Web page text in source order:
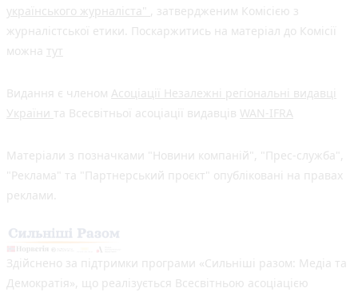
українського журналіста" , затвердженим Комісією з
журналістської етики. Поскаржитись на матеріал до Комісії
можна тут
Видання є членом Асоціації Незалежні регіональні видавці
України та Всесвітньої асоціації видавців WAN-IFRA
Матеріали з позначками "Новини компаній", "Прес-служба",
"Реклама" та "Партнерський проєкт" опубліковані на правах
реклами.
Здійснено за підтримки програми «Сильніші разом: Медіа та
Демократія», що реалізується Всесвітньою асоціацією